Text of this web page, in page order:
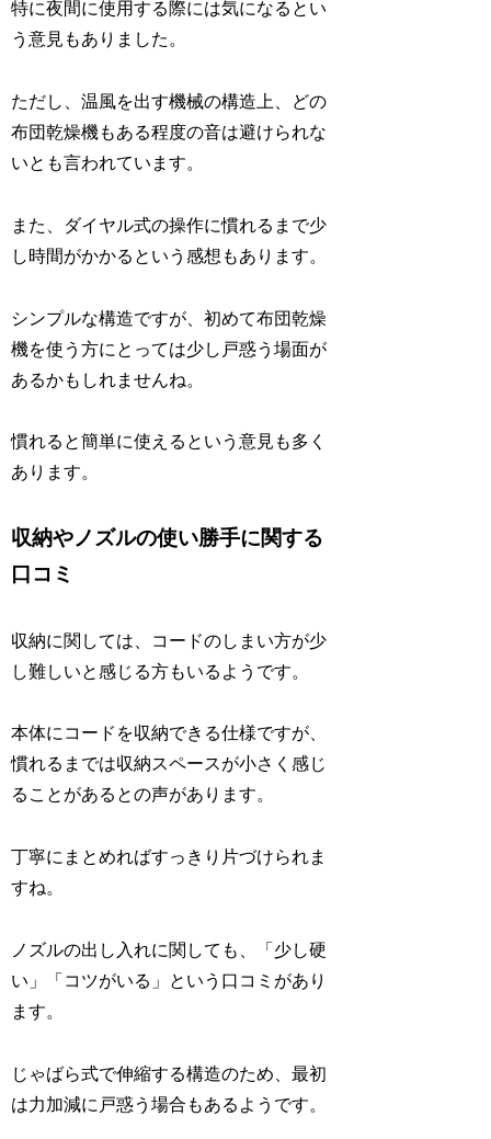
特に夜間に使用する際には気になるとい
う意見もありました。
ただし、温風を出す機械の構造上、どの
布団乾燥機もある程度の音は避けられな
いとも言われています。
また、ダイヤル式の操作に慣れるまで少
し時間がかかるという感想もあります。
シンプルな構造ですが、初めて布団乾燥
機を使う方にとっては少し戸惑う場面が
あるかもしれませんね。
慣れると簡単に使えるという意見も多く
あります。
収納やノズルの使い勝手に関する
口コミ
収納に関しては、コードのしまい方が少
し難しいと感じる方もいるようです。
本体にコードを収納できる仕様ですが、
慣れるまでは収納スペースが小さく感じ
ることがあるとの声があります。
丁寧にまとめればすっきり片づけられま
すね。
ノズルの出し入れに関しても、「少し硬
い」「コツがいる」という口コミがあり
ます。
じゃばら式で伸縮する構造のため、最初
は力加減に戸惑う場合もあるようです。